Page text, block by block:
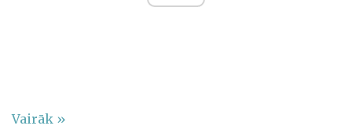
Vairāk »